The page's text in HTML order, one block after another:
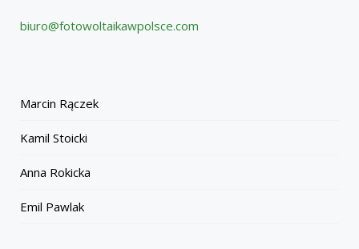
biuro@fotowoltaikawpolsce.com
Marcin Rączek
Kamil Stoicki
Anna Rokicka
Emil Pawlak